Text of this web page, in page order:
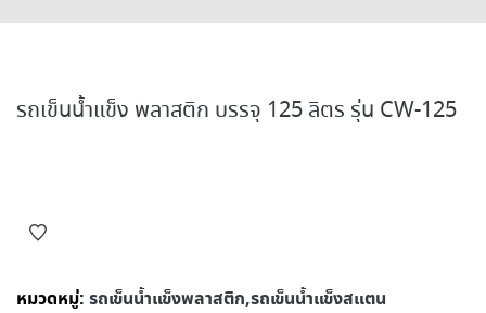
รถเข็นน้ำแข็ง พลาสติก บรรจุ 125 ลิตร รุ่น CW-125
หมวดหมู่: รถเข็นน้ำแข็งพลาสติก,รถเข็นน้ำแข็งสแตน